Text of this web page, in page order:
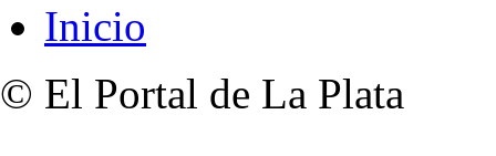
Inicio
© El Portal de La Plata